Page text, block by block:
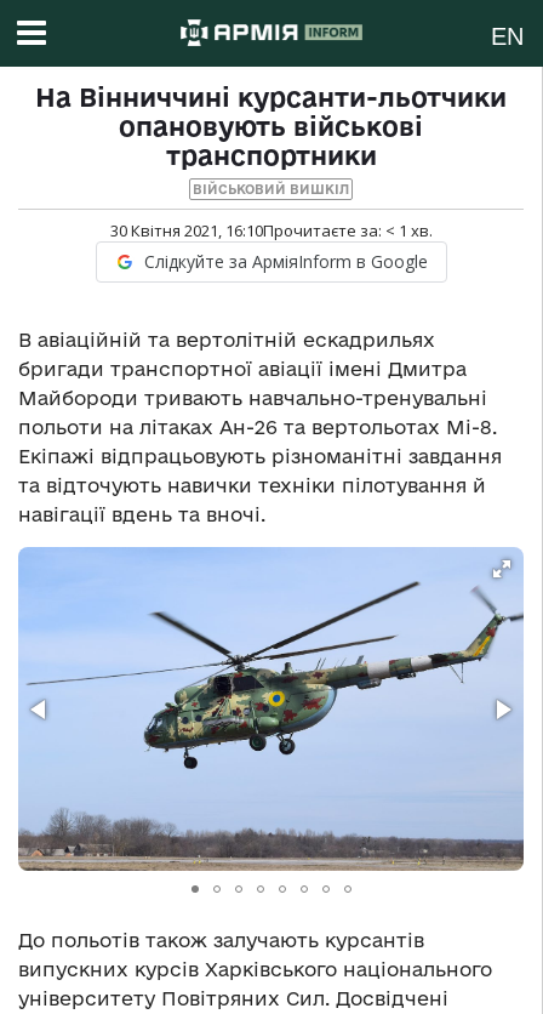
EN
На Вінниччині курсанти-льотчики
опановують військові
транспортники
ВІЙСЬКОВИЙ ВИШКІЛ
30 Квітня 2021, 16:10Прочитаєте за: < 1 хв.
Слідкуйте за АрміяInform в Google
В авіаційній та вертолітній ескадрильях
бригади транспортної авіації імені Дмитра
Майбороди тривають навчально-тренувальні
польоти на літаках Ан-26 та вертольотах Мі-8.
Екіпажі відпрацьовують різноманітні завдання
та відточують навички техніки пілотування й
навігації вдень та вночі.
До польотів також залучають курсантів
випускних курсів Харківського національного
університету Повітряних Сил. Досвідчені